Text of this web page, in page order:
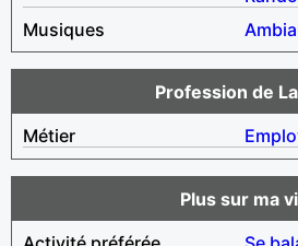
Musiques
Profession de
Métier
Plus sur ma